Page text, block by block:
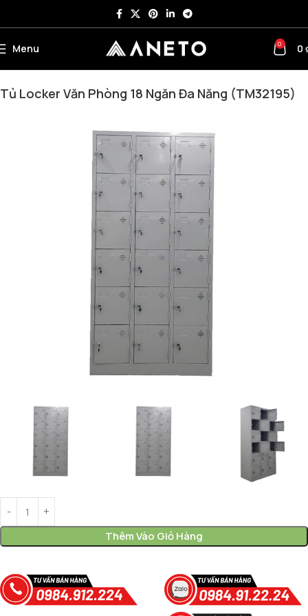
Menu 0 0
Tủ Locker Văn Phòng 18 Ngăn Đa Năng (TM32195)
Thêm Vào Giỏ Hàng